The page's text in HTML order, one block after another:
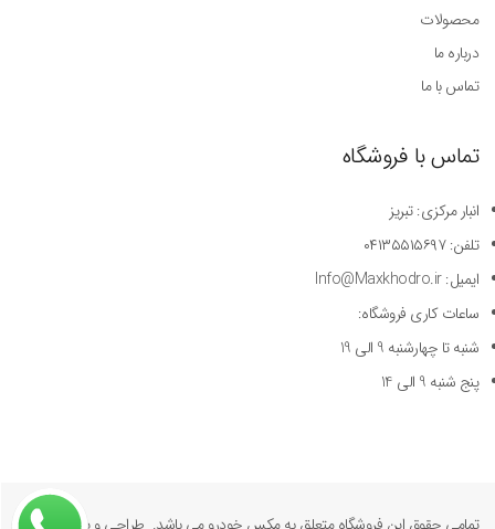
محصولات
درباره ما
تماس با ما
تماس با فروشگاه
انبار مرکزی: تبریز
تلفن: ۰۴۱۳۵۵۱۵۶۹۷
ایمیل: Info@Maxkhodro.ir
ساعات کاری فروشگاه:
شنبه تا چهارشنبه 9 الی 19
پنج شنبه 9 الی 14